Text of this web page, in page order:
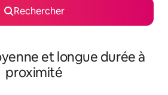
Rechercher
et longue durée à
proximité